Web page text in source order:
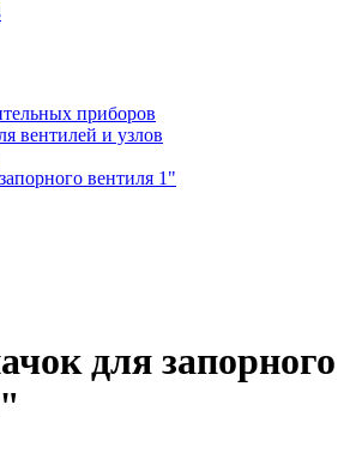
приборов
вентилей и узлов
вентиля 1"
для запорного